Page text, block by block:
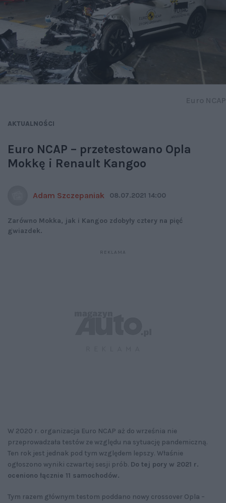
AKTUALNOŚCI
Euro NCAP – przetestowano Opla
Mokkę i Renault Kangoo
Adam Szczepaniak 08.07.2021 14:00
Zarówno Mokka, jak i Kangoo zdobyły cztery na pięć
gwiazdek.
W 2020 r. organizacja Euro NCAP aż do września nie
przeprowadzała testów ze względu na sytuację pandemiczną.
Ten rok jest jednak pod tym względem lepszy. Właśnie
ogłoszono wyniki czwartej sesji prób. Do tej pory w 2021 r.
oceniono łącznie 11 samochodów.
Tym razem głównym testom poddano nowy crossover Opla –